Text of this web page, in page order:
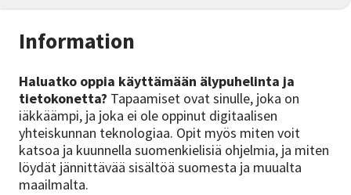
Information
Haluatko oppia käyttämään älypuhelinta ja
tietokonetta? Tapaamiset ovat sinulle, joka on
iäkkäämpi, ja joka ei ole oppinut digitaalisen
yhteiskunnan teknologiaa. Opit myös miten voit
katsoa ja kuunnella suomenkielisiä ohjelmia, ja miten
löydät jännittävää sisältöä suomesta ja muualta
maailmalta.